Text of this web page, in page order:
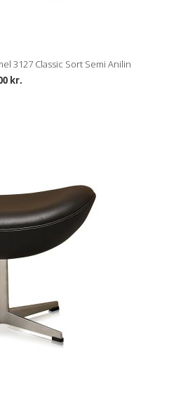
3127 Classic Sort Semi Anilin
kr.